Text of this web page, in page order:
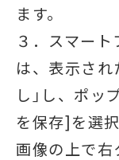
ます。
３．スマー
は、表示さ
し｣し、ポッ
を保存]を選
画像の上で